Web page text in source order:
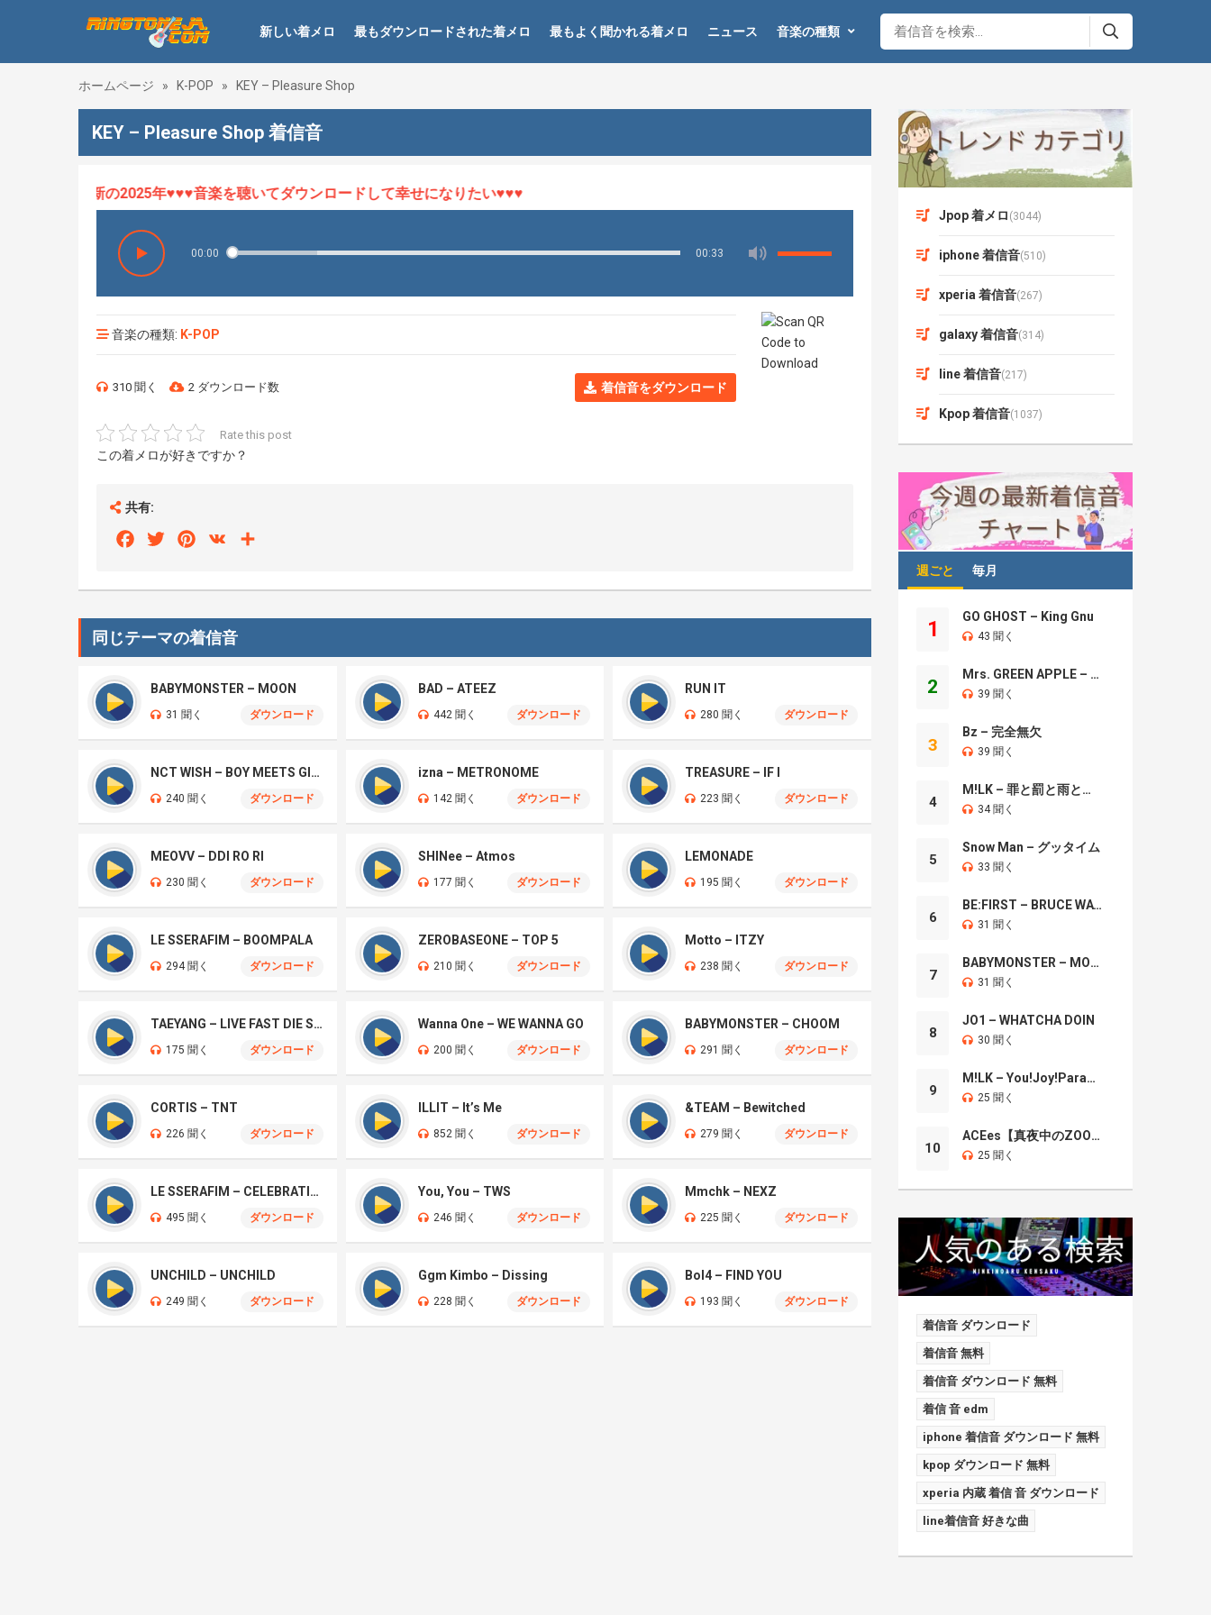
新しい着メロ 最もダウンロードされた着メロ 最もよく聞かれる着メロ ニュース 音楽の種類
ホームページ » K-POP » KEY – Pleasure Shop
KEY – Pleasure Shop 着信音
、最新の2025年♥♥♥音楽を聴いてダウンロードして幸せになりたい♥♥♥
00:00 00:33
音楽の種類: K-POP
310 聞く 2 ダウンロード数 着信音をダウンロード
Rate this post
この着メロが好きですか？
共有:
FacebookTwitterPinterest
VK
同じテーマの着信音
BABYMONSTER – MOON
31 聞く ダウンロード
BAD – ATEEZ
442 聞く ダウンロード
RUN IT
280 聞く ダウンロード
NCT WISH – BOY MEETS GIRL
240 聞く ダウンロード
izna – METRONOME
142 聞く ダウンロード
TREASURE – IF I
223 聞く ダウンロード
MEOVV – DDI RO RI
230 聞く ダウンロード
SHINee – Atmos
177 聞く ダウンロード
LEMONADE
195 聞く ダウンロード
LE SSERAFIM – BOOMPALA
294 聞く ダウンロード
ZEROBASEONE – TOP 5
210 聞く ダウンロード
Motto – ITZY
238 聞く ダウンロード
TAEYANG – LIVE FAST DIE SLOW
175 聞く ダウンロード
Wanna One – WE WANNA GO
200 聞く ダウンロード
BABYMONSTER – CHOOM
291 聞く ダウンロード
CORTIS – TNT
226 聞く ダウンロード
ILLIT – It’s Me
852 聞く ダウンロード
&TEAM – Bewitched
279 聞く ダウンロード
LE SSERAFIM – CELEBRATION
495 聞く ダウンロード
You, You – TWS
246 聞く ダウンロード
Mmchk – NEXZ
225 聞く ダウンロード
UNCHILD – UNCHILD
249 聞く ダウンロード
Ggm Kimbo – Dissing
228 聞く ダウンロード
Bol4 – FIND YOU
193 聞く ダウンロード
Jpop 着メロ (3044)
iphone 着信音(510)
xperia 着信音(267)
galaxy 着信音(314)
line 着信音(217)
Kpop 着信音(1037)
週ごと 毎月
1
GO GHOST – King Gnu
43 聞く
2
Mrs. GREEN APPLE – Brand New
39 聞く
3
Bz – 完全無欠
39 聞く
4
M!LK – 罪と罰と雨とキス
34 聞く
5
Snow Man – グッタイム
33 聞く
6
BE:FIRST – BRUCE WAYNE
31 聞く
7
BABYMONSTER – MOON
31 聞く
8
JO1 – WHATCHA DOIN
30 聞く
9
M!LK – You!Joy!Parade!
25 聞く
10
ACEes【真夜中のZOO】
25 聞く
着信音 ダウンロード
着信音 無料
着信音 ダウンロード 無料
着信 音 edm
iphone 着信音 ダウンロード 無料
kpop ダウンロード 無料
xperia 内蔵 着信 音 ダウンロード
line着信音 好きな曲